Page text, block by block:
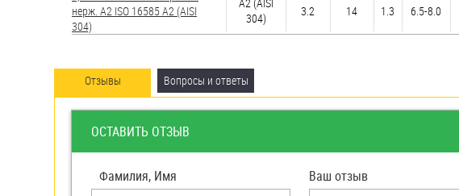
Такелаж
Хомуты
Шайбы
Шпильки
Шплинты
Штифты и пальцы
нерж. А2 ISO 16585 А2 (AISI
304)
304)
3.2 14 1.3 6.5-8.0
Отзывы Вопросы и ответы
ОСТАВИТЬ ОТЗЫВ
Фамилия, Имя Ваш отзыв